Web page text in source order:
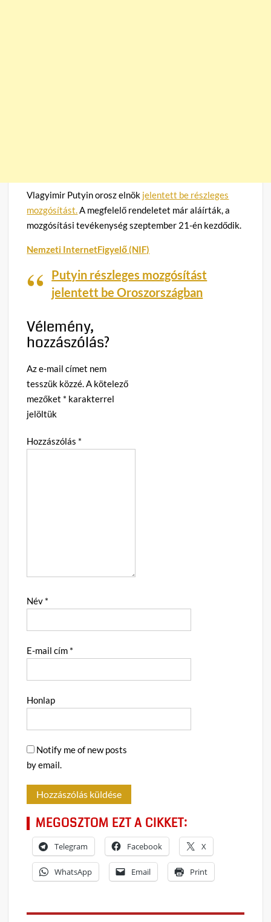
Vlagyimir Putyin orosz elnök jelentett be részleges
mozgósítást.A megfelelő rendeletet már aláírták, a
mozgósítási tevékenység szeptember 21-én kezdődik.
Nemzeti InternetFigyelő (NIF)
Putyin részleges mozgósítást
jelentett be Oroszországban
Vélemény,
hozzászólás?
Az e-mail címet nem
tesszük közzé.A kötelező
mezőket * karakterrel
jelöltük
Hozzászólás *
Név *
E-mail cím *
Honlap
Notify me of new posts
by email.
MEGOSZTOM EZT A CIKKET:
Telegram Facebook X
WhatsApp Email Print